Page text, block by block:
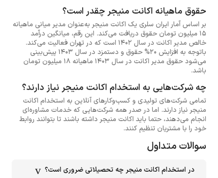
حقوق ماهیانه اکانت منیجر چقدر است؟
بر اساس آمار ایران سلری یک اکانت منیجر به‌عنوان مدیر میانی ماهیانه
15 میلیون تومان حقوق دریافت می‌کند. این رقم، میانگین درآمد
خالص مدیر اکانت در سال 1402 است که در تهران فعالیت می‌کند.
باتوجه به افزایش 20% حقوق و دستمزد در سال 1403 پیش‌بینی
می‌شود حقوق مدیر اکانت در سال 1403 ماهیانه 18 میلیون تومان
باشد.
چه شرکت‌هایی به استخدام اکانت منیجر نیاز دارند؟
تمامی شرکت‌های تولیدی و کسب‌وکارهای آنلاین به استخدام اکانت
منیجر نیاز دارند. اما در صدر همه شرکت‌هایی که خدمات مشاوره‌ای
انجام می‌دهند، حتما باید اکانت منیجر داشته باشند تا بتوانند روابط
خود را با مشتریان تنظیم کنند.
سوالات متداول
در استخدام اکانت منیجر چه تحصیلاتی ضروری است؟